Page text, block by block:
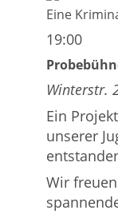
Eine
19:00
Winterstr.
Ein
unserer
Wir